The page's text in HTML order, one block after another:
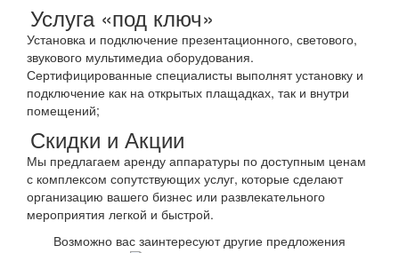
Услуга «под ключ»
Установка и подключение презентационного, светового,
звукового мультимедиа оборудования.
Сертифицированные специалисты выполнят установку и
подключение как на открытых плащадках, так и внутри
помещений;
Скидки и Акции
Мы предлагаем аренду аппаратуры по доступным ценам
с комплексом сопутствующих услуг, которые сделают
организацию вашего бизнес или развлекательного
мероприятия легкой и быстрой.
Возможно вас заинтересуют другие предложения